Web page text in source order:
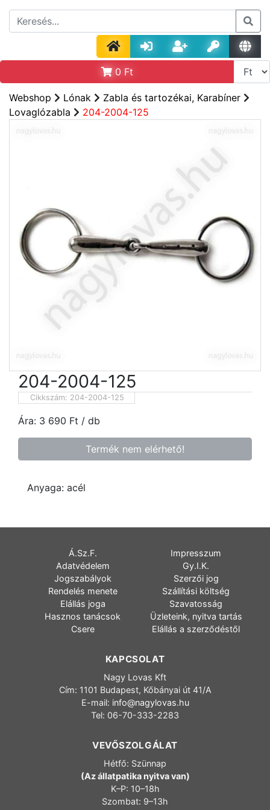
0 Ft
Webshop Lónak
Zabla és tartozékai, Karabíner
Lovaglózabla
204-2004-125
204-2004-125
Cikkszám: 204-2004-125
Ára: 3 690 Ft / db
Termék nem elérhető!
Anyaga: acél
Á.Sz.F.
Impresszum
Adatvédelem
Gy.I.K.
Jogszabályok
Szerzői jog
Rendelés menete
Szállítási költség
Elállás joga
Szavatosság
Hasznos tanácsok
Üzleteink, nyitva tartás
Csere
Elállás a szerződéstől
KAPCSOLAT
Nagy Lovas Kft
Cím: 1101 Budapest, Kőbányai út 41/A
E-mail: info@nagylovas.hu
Tel: 06-70-333-2283
VEVŐSZOLGÁLAT
Hétfő: Szünnap
(Az állatpatika nyitva van)
K–P: 10–18h
Szombat: 9–13h